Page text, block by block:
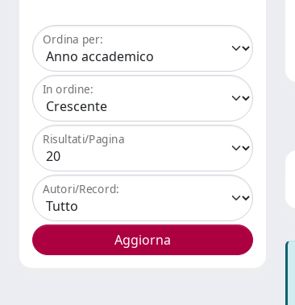
Ordina per:
In ordine:
Risultati/Pagina
Autori/Record: